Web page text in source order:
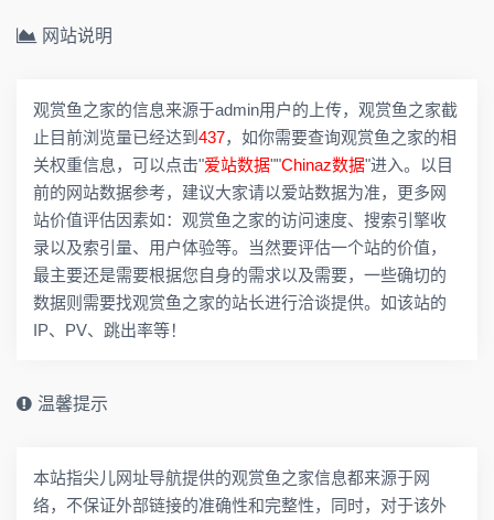
网站说明
观赏鱼之家的信息来源于admin用户的上传，观赏鱼之家截
止目前浏览量已经达到 437，如你需要查询观赏鱼之家的相
关权重信息，可以点击"爱站数据""Chinaz数据"进入。以目
前的网站数据参考，建议大家请以爱站数据为准，更多网
站价值评估因素如：观赏鱼之家的访问速度、搜索引擎收
录以及索引量、用户体验等。当然要评估一个站的价值，
最主要还是需要根据您自身的需求以及需要，一些确切的
数据则需要找观赏鱼之家的站长进行洽谈提供。如该站的
IP、PV、跳出率等！
温馨提示
本站指尖儿网址导航提供的观赏鱼之家信息都来源于网
络，不保证外部链接的准确性和完整性，同时，对于该外